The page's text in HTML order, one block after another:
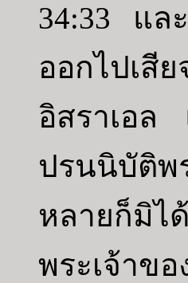
34:33 แล
ออกไปเสี
อิสราเอล
ปรนนิบัติพ
หลายก็มิไ
พระเจ้าข